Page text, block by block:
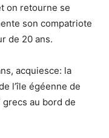
on retourne se
son compatriote
de 20 ans.
acquiesce: la
l’île égéenne de
grecs au bord de